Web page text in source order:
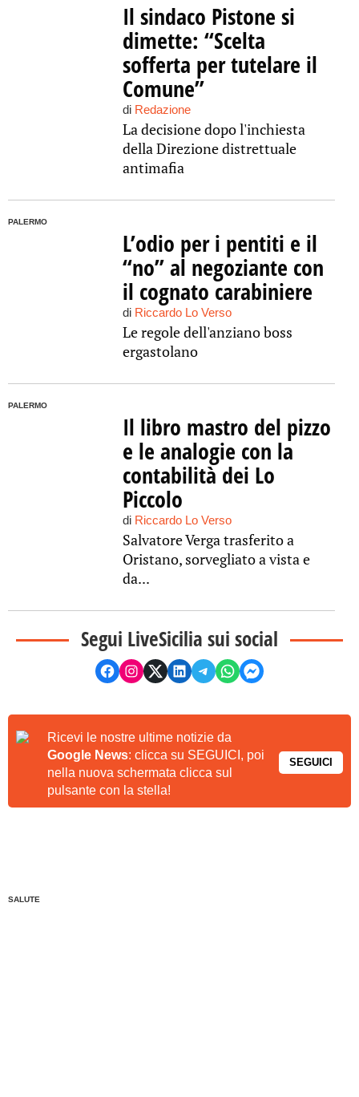
Il sindaco Pistone si
dimette: “Scelta
sofferta per tutelare il
Comune”
di Redazione
La decisione dopo l'inchiesta
della Direzione distrettuale
antimafia
PALERMO
L’odio per i pentiti e il
“no” al negoziante con
il cognato carabiniere
di Riccardo Lo Verso
Le regole dell'anziano boss
ergastolano
PALERMO
Il libro mastro del pizzo
e le analogie con la
contabilità dei Lo
Piccolo
di Riccardo Lo Verso
Salvatore Verga trasferito a
Oristano, sorvegliato a vista e
da...
Segui LiveSicilia sui social
Ricevi le nostre ultime notizie da
Google News: clicca su SEGUICI, poi
nella nuova schermata clicca sul
pulsante con la stella!
SEGUICI
SALUTE